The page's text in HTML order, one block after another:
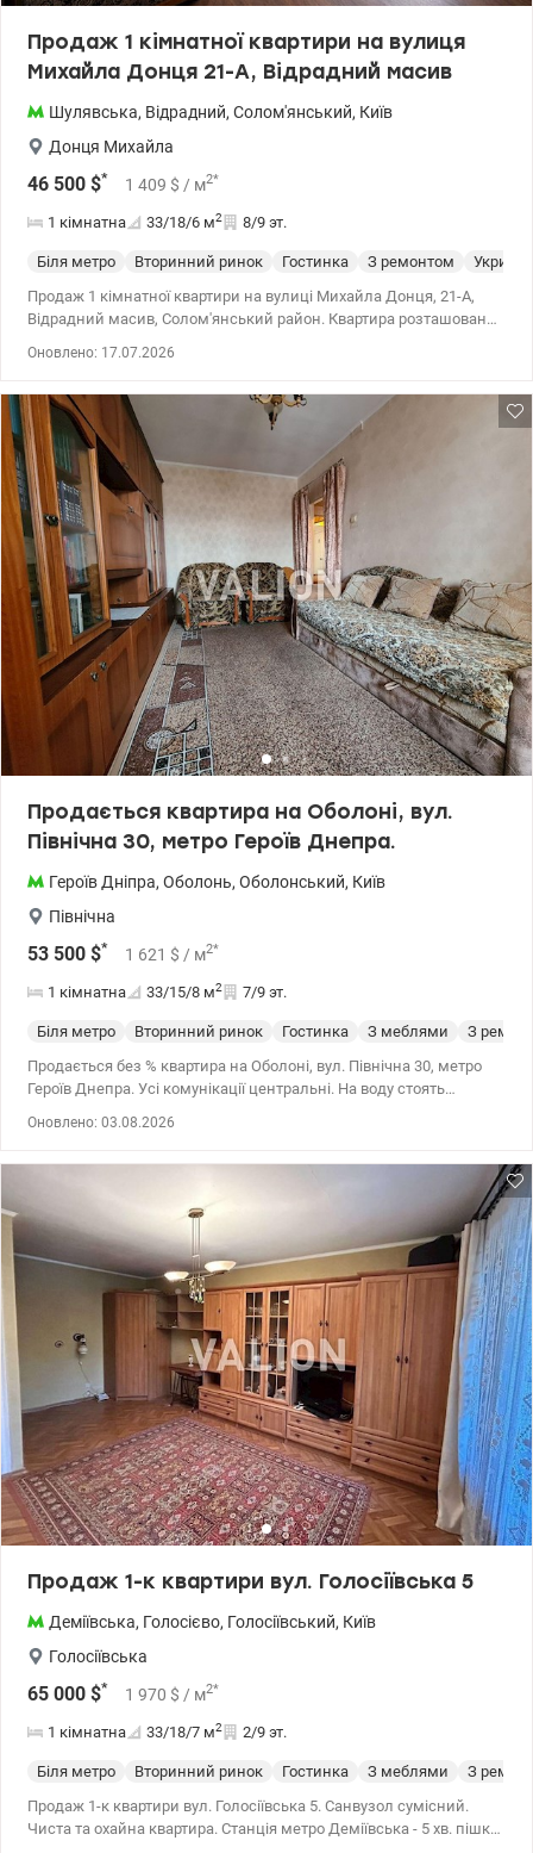
Продаж 1 кімнатної квартири на вулиця
Михайла Донця 21-А, Відрадний масив
Шулявська, Відрадний, Солом'янський, Київ
Донця Михайла
46 500 $* 1 409 $ / м2*
1 кімнатна 33/18/6 м2 8/9 эт.
Біля метро Вторинний ринок Гостинка З ремонтом
Укриття
Продаж 1 кімнатної квартири на вулиці Михайла Донця, 21-А,
Відрадний масив, Солом'янський район. Квартира розташована
балкон, обшитий вагонкою, суміжний санвузол, встановлений
бойлер. Охайний під'їзд, новий ліфт. Розвинена інфраструктура,
затишний та тихий двір, поруч магазини, супермаркети, парк,
зупинки громадського транспорту. До швидкісного трамвая - 5
хвилин пішки. Ціна - 46 500 у.о. 0971368915 Діана Valion.ua/
1147168
Оновлено: 17.07.2026
Продається квартира на Оболоні, вул.
Північна 30, метро Героїв Днепра.
Героїв Дніпра, Оболонь, Оболонський, Київ
Північна
53 500 $* 1 621 $ / м2*
1 кімнатна 33/15/8 м2 7/9 эт.
Біля метро Вторинний ринок Гостинка З меблями
З
Продається без % квартира на Оболоні, вул. Північна 30, метро
Героїв Днепра. Усі комунікації центральні. На воду стоять
доступності магазини, метро Героїв Дніпра. Поруч школа та
садок. Для любителів природи та пляжу, в 10 хвилинах ходьби
річка Дніпро та затоки. Чудова транспортна розв'язка Ціна:
53500 у.о. моб. 0664863383 Тетяна. valion.ua/1083523
Оновлено: 03.08.2026
Продаж 1-к квартири вул. Голосіївська 5
Деміївська, Голосієво, Голосіївський, Київ
Голосіївська
65 000 $* 1 970 $ / м2*
1 кімнатна 33/18/7 м2 2/9 эт.
Біля метро Вторинний ринок Гостинка З меблями
З
Продаж 1-к квартири вул. Голосіївська 5. Санвузол сумісний.
Чиста та охайна квартира. Станція метро Деміївська - 5 хв. пішки.